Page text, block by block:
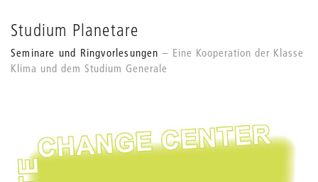
Studium Planetare
Seminare und Ringvorlesungen
Eine Kooperation der Klasse
Klima und dem Studium Generale